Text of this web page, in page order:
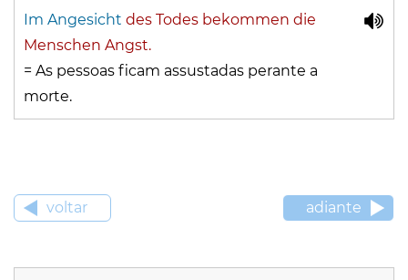
Im Angesicht des Todes bekommen die
Menschen Angst.
= As pessoas ficam assustadas perante a
morte.
voltar adiante